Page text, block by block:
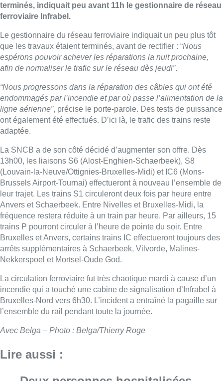
terminés, indiquait peu avant 11h le gestionnaire de réseau
ferroviaire Infrabel.
Le gestionnaire du réseau ferroviaire indiquait un peu plus tôt
que les travaux étaient terminés, avant de rectifier : “Nous
espérons pouvoir achever les réparations la nuit prochaine,
afin de normaliser le trafic sur le réseau dès jeudi”.
“Nous progressons dans la réparation des câbles qui ont été
endommagés par l’incendie et par où passe l’alimentation de la
ligne aérienne”, précise le porte-parole. Des tests de puissance
ont également été effectués. D’ici là, le trafic des trains reste
adaptée.
La SNCB a de son côté décidé d’augmenter son offre. Dès
13h00, les liaisons S6 (Alost-Enghien-Schaerbeek), S8
(Louvain-la-Neuve/Ottignies-Bruxelles-Midi) et IC6 (Mons-
Brussels Airport-Tournai) effectueront à nouveau l’ensemble de
leur trajet. Les trains S1 circuleront deux fois par heure entre
Anvers et Schaerbeek. Entre Nivelles et Bruxelles-Midi, la
fréquence restera réduite à un train par heure. Par ailleurs, 15
trains P pourront circuler à l’heure de pointe du soir. Entre
Bruxelles et Anvers, certains trains IC effectueront toujours des
arrêts supplémentaires à Schaerbeek, Vilvorde, Malines-
Nekkerspoel et Mortsel-Oude God.
La circulation ferroviaire fut très chaotique mardi à cause d’un
incendie qui a touché une cabine de signalisation d’Infrabel à
Bruxelles-Nord vers 6h30. L’incident a entraîné la pagaille sur
l’ensemble du rail pendant toute la journée.
Avec Belga – Photo : Belga/Thierry Roge
Lire aussi :